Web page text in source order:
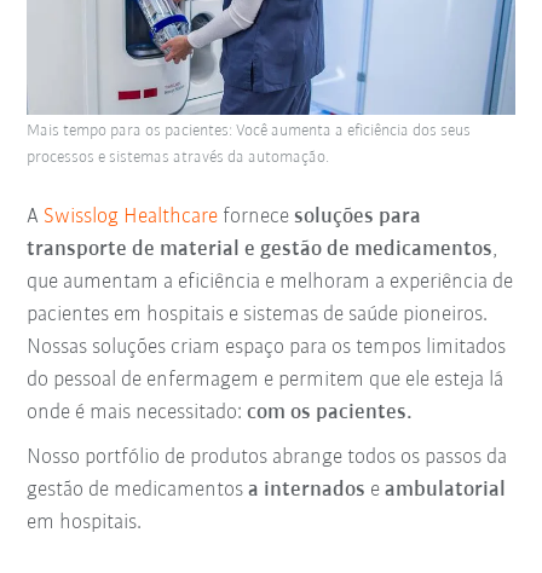
A Swisslog Healthcare fornecesoluções para
transporte de material e gestão de medicamentos,
que aumentam a eficiência e melhoram a experiência de
pacientes em hospitais e sistemas de saúde pioneiros.
Nossas soluções criam espaço para os tempos limitados
do pessoal de enfermagem e permitem que ele esteja lá
onde é mais necessitado:com os pacientes.
Nosso portfólio de produtos abrange todos os passos da
gestão de medicamentos a internados e ambulatorial
em hospitais.
Mais tempo para os pacientes: Você aumenta a eficiência dos seus
processos e sistemas através da automação.